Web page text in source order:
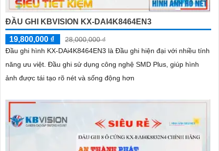
ĐẦU GHI KBVISION KX-DAI4K8464EN3
19,800,000 ₫
28,000,000 ₫
Đầu ghi hình KX-DAi4K8464EN3 là Đầu ghi hiện đại với nhiều tính
năng ưu việt. Đầu ghi sử dụng công nghệ SMD Plus, giúp hình
ảnh được tái tạo rõ nét và sống động hơn